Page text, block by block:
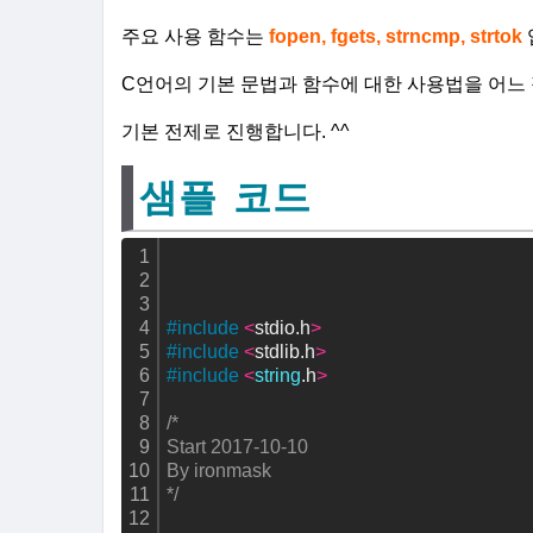
주요 사용 함수는 fopen, fgets, strncmp, strtok
C언어의 기본 문법과 함수에 대한 사용법을 어느
기본 전제로 진행합니다. ^^
샘플 코드
1
2
3
4
5
6
7
8
9
10
11
12
#include <stdio.h>
#include <stdlib.h>
#include <string.h>
/*
Start 2017-10-10
By ironmask
*/